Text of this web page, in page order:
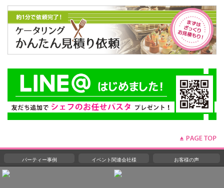
パーティー事例 イベント関連会社様 お客様の声